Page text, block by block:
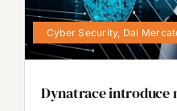
Cyber Security, Dal
Dynatrace introduce